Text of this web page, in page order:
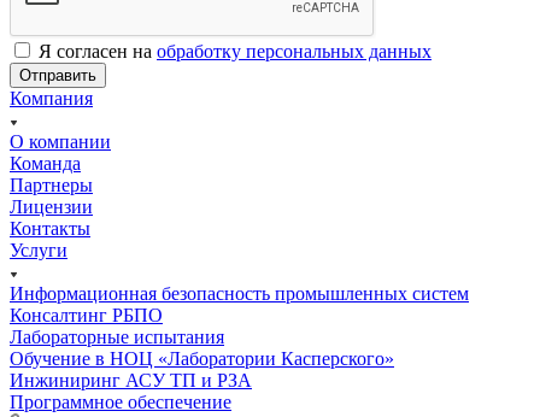
Я согласен на обработку персональных данных
Отправить
Компания
О компании
Команда
Партнеры
Лицензии
Контакты
Услуги
Информационная безопасность промышленных систем
Консалтинг РБПО
Лабораторные испытания
Обучение в НОЦ «Лаборатории Касперского»
Инжиниринг АСУ ТП и РЗА
Программное обеспечение